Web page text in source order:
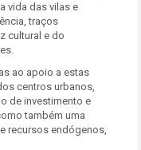
vida das vilas e
traços
cultural e do
ao apoio a estas
centros urbanos,
de investimento e
também uma
recursos endógenos,